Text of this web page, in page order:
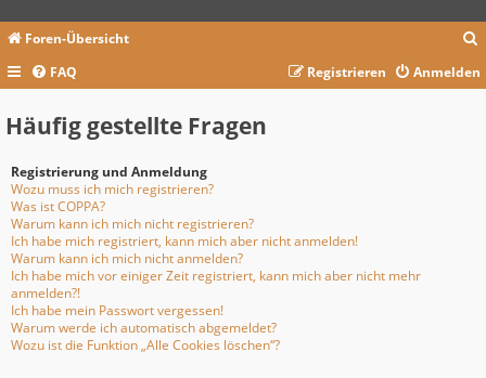
Foren-Übersicht
c
FAQ Anmelden
Registrieren
Häufig gestellte Fragen
Registrierung und Anmeldung
Wozu muss ich mich registrieren?
Was ist COPPA?
Warum kann ich mich nicht registrieren?
Ich habe mich registriert, kann mich aber nicht anmelden!
Warum kann ich mich nicht anmelden?
Ich habe mich vor einiger Zeit registriert, kann mich aber nicht mehr
anmelden?!
Ich habe mein Passwort vergessen!
Warum werde ich automatisch abgemeldet?
Wozu ist die Funktion „Alle Cookies löschen“?